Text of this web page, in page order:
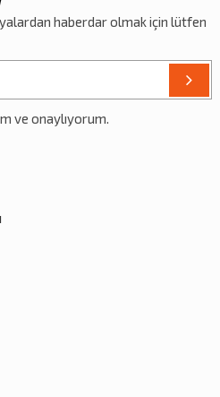
haberdar olmak için lütfen
ve onaylıyorum.